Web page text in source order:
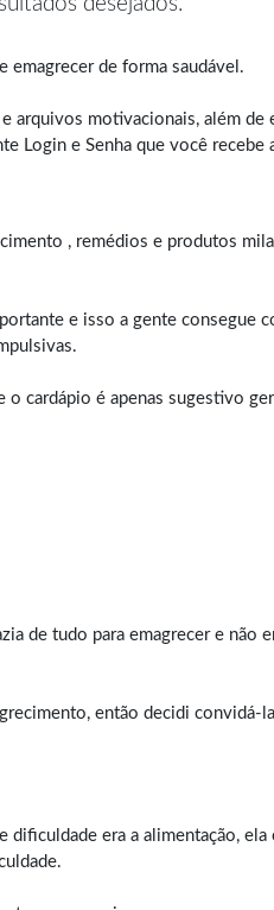
emagrecer de forma saudável .
motivacionais, além de
Login e Senha que você recebe
, remédios e produtos
e isso a gente consegue
cardápio é apenas sugestivo
de tudo para emagrecer e não
, então decidi convidá-
era a alimentação,